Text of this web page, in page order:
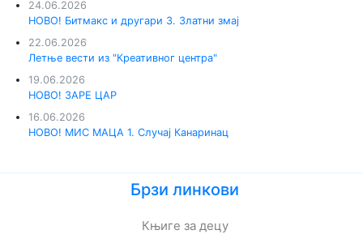
24.06.2026
НОВО! Битмакс и другари 3. Златни змај
22.06.2026
Летње вести из "Креативног центра"
19.06.2026
НОВО! ЗАРЕ ЦАР
16.06.2026
НОВО! МИС МАЦА 1. Случај Канаринац
Брзи линкови
Књиге за децу